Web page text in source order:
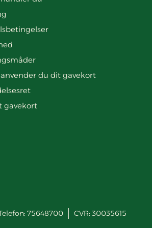
du dit gavekort
gavekort
75648700 CVR: 30035615